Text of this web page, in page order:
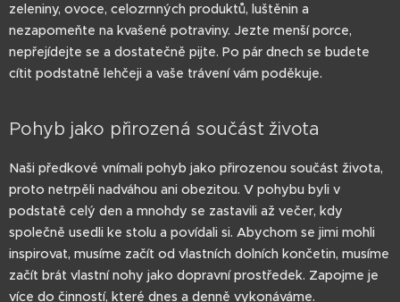
zeleniny, ovoce, celozrnných produktů, luštěnin a
nezapomeňte na kvašené potraviny. Jezte menší porce,
nepřejídejte se a dostatečně pijte. Po pár dnech se budete
cítit podstatně lehčeji a vaše trávení vám poděkuje.
Pohyb jako přirozená součást života
Naši předkové vnímali pohyb jako přirozenou součást života,
proto netrpěli nadváhou ani obezitou. V pohybu byli v
podstatě celý den a mnohdy se zastavili až večer, kdy
společně usedli ke stolu a povídali si. Abychom se jimi mohli
inspirovat, musíme začít od vlastních dolních končetin, musíme
začít brát vlastní nohy jako dopravní prostředek. Zapojme je
více do činností, které dnes a denně vykonáváme.